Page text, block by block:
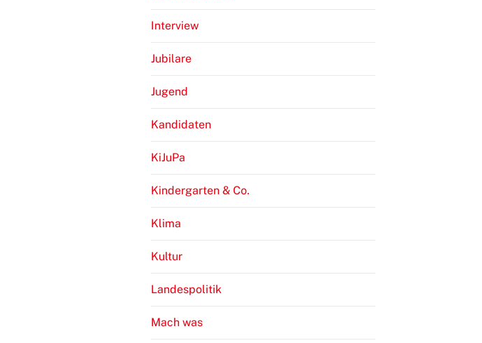
Interview
Jubilare
Jugend
Kandidaten
KiJuPa
Kindergarten & Co.
Klima
Kultur
Landespolitik
Mach was